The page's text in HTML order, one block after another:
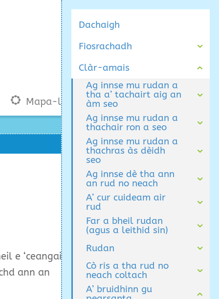
Mapa-làraich
e ‘ceangailte’ ri
ann an
Dachaigh
Fiosrachadh
Clàr-amais
Ag innse mu rudan a
tha a’ tachairt aig an
àm seo
Ag innse mu rudan a
thachair ron a seo
Ag innse mu rudan a
thachras às dèidh
seo
Ag innse dè tha ann
an rud no neach
A’ cur cuideam air
rud
Far a bheil rudan
(agus a leithid sin)
Rudan
Cò ris a tha rud no
neach coltach
A’ bruidhinn gu